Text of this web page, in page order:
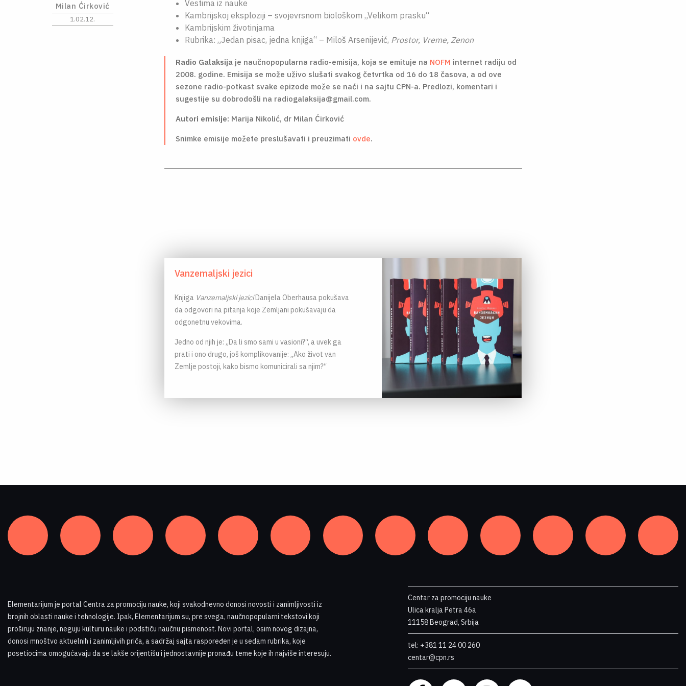
Vestima iz nauke
Kambrijskoj eksploziji – svojevrsnom biološkom „Velikom prasku“
Kambrijskim životinjama
Rubrika: „Jedan pisac, jedna knjiga“ – Miloš Arsenijević, Prostor, Vreme, Zenon
Radio Galaksijaje naučnopopularna radio-emisija, koja se emituje na NOFM internet radiju od
2008. godine. Emisija se može uživo slušati svakog četvrtka od 16 do 18 časova, a od ove
sezone radio-potkast svake epizode može se naći i na sajtu CPN-a. Predlozi, komentari i
sugestije su dobrodošli na radiogalaksija@gmail.com.
Autori emisije: Marija Nikolić, dr Milan Ćirković
Snimke emisije možete preslušavati i preuzimati ovde.
Milan Ćirković
1.02.12.
Vanzemaljski jezici
Knjiga Vanzemaljski jeziciDanijela Oberhausa pokušava
da odgovori na pitanja koje Zemljani pokušavaju da
odgonetnu vekovima.
Jedno od njih je: „Da li smo sami u vasioni?“, a uvek ga
prati i ono drugo, još komplikovanije: „Ako život van
Zemlje postoji, kako bismo komunicirali sa njim?“
Elementarijum je portal Centra za promociju nauke, koji svakodnevno donosi novosti i zanimljivosti iz
brojnih oblasti nauke i tehnologije. Ipak, Elementarijum su, pre svega, naučnopopularni tekstovi koji
proširuju znanje, neguju kulturu nauke i podstiču naučnu pismenost. Novi portal, osim novog dizajna,
donosi mnoštvo aktuelnih i zanimljivih priča, a sadržaj sajta raspoređen je u sedam rubrika, koje
posetiocima omogućavaju da se lakše orijentišu i jednostavnije pronađu teme koje ih najviše interesuju.
Centar za promociju nauke
Ulica kralja Petra 46a
11158 Beograd, Srbija
tel: +381 11 24 00 260
centar@cpn.rs